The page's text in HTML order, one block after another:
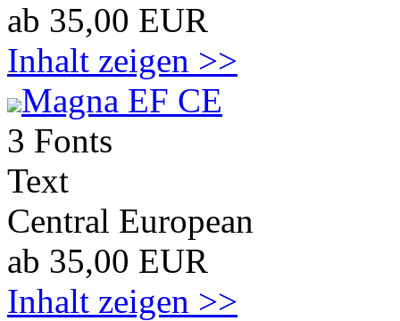
ab 35,00 EUR
Inhalt zeigen >>
Magna EF CE
3 Fonts
Text
Central European
ab 35,00 EUR
Inhalt zeigen >>